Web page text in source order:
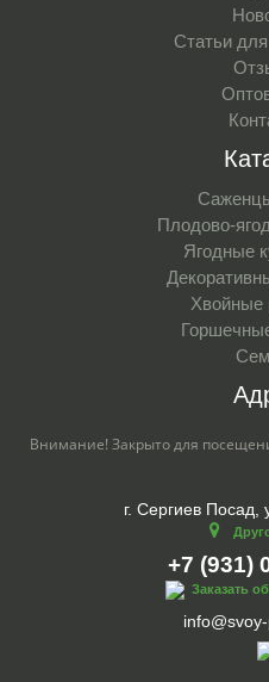
Статьи
Плодово-
Ягодные
Хвойные
Внимание! Закрыто для
г. Сергиев
+7 (931)
Заказать